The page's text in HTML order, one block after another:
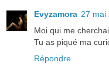
Evyzamora 27 mai
Moi qui me
Tu as piqué ma
Répondre